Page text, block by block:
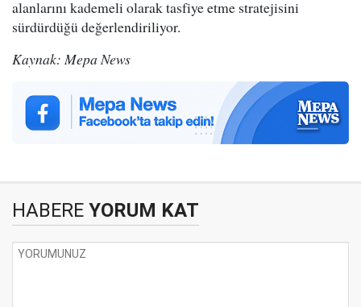
alanlarını kademeli olarak tasfiye etme stratejisini
sürdürdüğü değerlendiriliyor.
Kaynak: Mepa News
HABERE YORUM KAT